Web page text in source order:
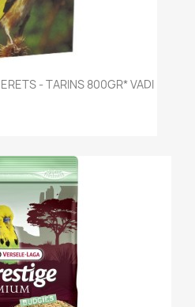
- TARINS 800GR* VADI